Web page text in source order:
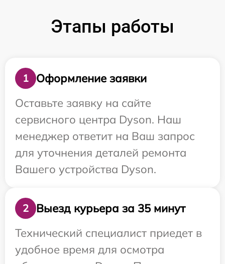
Этапы работы
1
Оформление заявки
Оставьте заявку на сайте
сервисного центра Dyson. Наш
менеджер ответит на Ваш запрос
для уточнения деталей ремонта
Вашего устройства Dyson.
2
Выезд курьера за 35 минут
Технический специалист приедет в
удобное время для осмотра